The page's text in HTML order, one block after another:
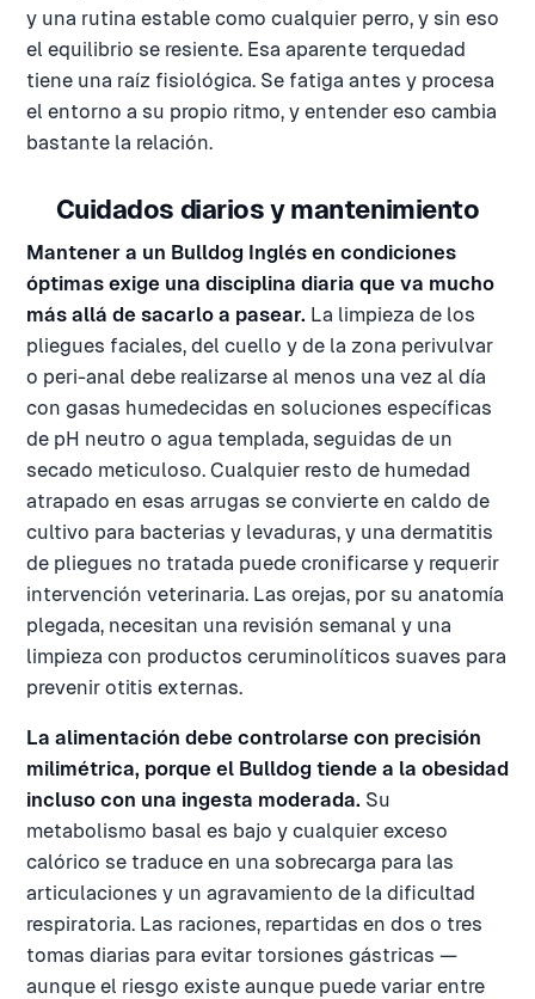
y una rutina estable como cualquier perro, y sin eso
el equilibrio se resiente. Esa aparente terquedad
tiene una raíz fisiológica. Se fatiga antes y procesa
el entorno a su propio ritmo, y entender eso cambia
bastante la relación.
Cuidados diarios y mantenimiento
Mantener a un Bulldog Inglés en condiciones
óptimas exige una disciplina diaria que va mucho
más allá de sacarlo a pasear. La limpieza de los
pliegues faciales, del cuello y de la zona perivulvar
o peri-anal debe realizarse al menos una vez al día
con gasas humedecidas en soluciones específicas
de pH neutro o agua templada, seguidas de un
secado meticuloso. Cualquier resto de humedad
atrapado en esas arrugas se convierte en caldo de
cultivo para bacterias y levaduras, y una dermatitis
de pliegues no tratada puede cronificarse y requerir
intervención veterinaria. Las orejas, por su anatomía
plegada, necesitan una revisión semanal y una
limpieza con productos ceruminolíticos suaves para
prevenir otitis externas.
La alimentación debe controlarse con precisión
milimétrica, porque el Bulldog tiende a la obesidad
incluso con una ingesta moderada. Su
metabolismo basal es bajo y cualquier exceso
calórico se traduce en una sobrecarga para las
articulaciones y un agravamiento de la dificultad
respiratoria. Las raciones, repartidas en dos o tres
tomas diarias para evitar torsiones gástricas —
aunque el riesgo existe aunque puede variar entre